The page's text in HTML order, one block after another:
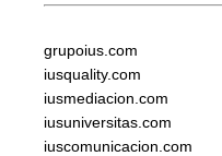
grupoius.com
iusquality.com
iusmediacion.com
iusuniversitas.com
iuscomunicacion.com